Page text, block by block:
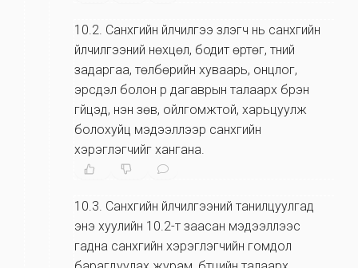
10.2. Санхүүгийн үйлчилгээ үзүүлэгч нь санхүүгийн
үйлчилгээний нөхцөл, бодит өртөг, түүний
задаргаа, төлбөрийн хуваарь, онцлог,
эрсдэл болон үр дагаврын талаарх бүрэн
гүйцэд, үнэн зөв, ойлгомжтой, харьцуулж
болохуйц мэдээллээр санхүүгийн
хэрэглэгчийг хангана.
10.3. Санхүүгийн үйлчилгээний танилцуулгад
энэ хуулийн 10.2-т заасан мэдээллээс
гадна санхүүгийн хэрэглэгчийн гомдол